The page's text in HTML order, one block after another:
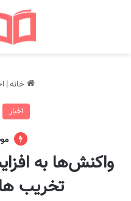
خانه|
اخبار
واکنش‌ها به
تخریب ها